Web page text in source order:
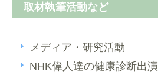
取材執筆活動など
メディア・研究活動
NHK偉人達の健康診断出演